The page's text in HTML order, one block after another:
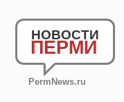
НОВОСТИ
ПЕРМИ
PermNews.ru